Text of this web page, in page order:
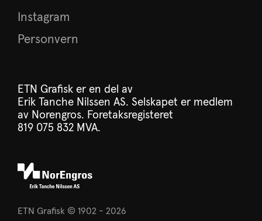
Instagram
Personvern
ETN Grafisk er en del av
Erik Tanche Nilssen AS. Selskapet er medlem
av Norengros. Foretaksregisteret
819 075 832 MVA.
ETN Grafisk © 1902 - 2026